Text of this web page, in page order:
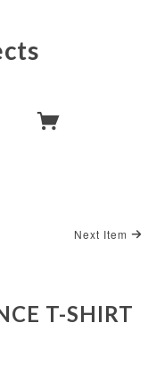
Next Item
T-SHIRT